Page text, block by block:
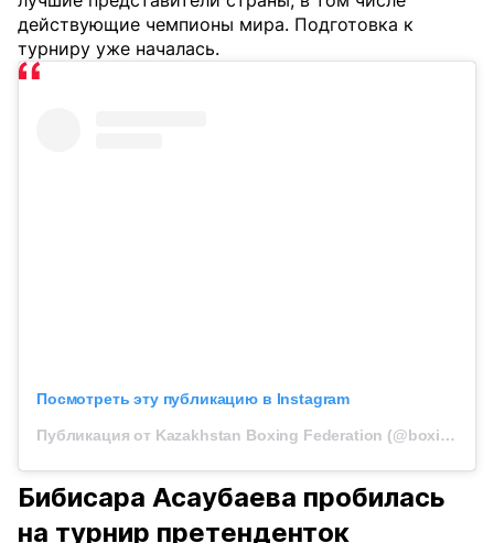
действующие чемпионы мира. Подготовка к
турниру уже началась.
Посмотреть эту публикацию в Instagram
Публикация от Kazakhstan Boxing Federation (@boxingkazakhstan)
Бибисара Асаубаева пробилась
на турнир претенденток